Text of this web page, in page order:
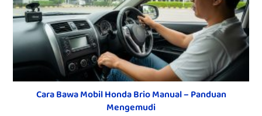
Cara Bawa Mobil Honda Brio Manual – Panduan
Mengemudi